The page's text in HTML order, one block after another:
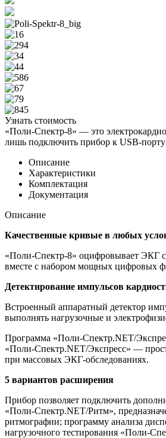
Узнать стоимость
«Поли-Спектр-8» — это
лишь подключить прибор к USB-
Описание
Характеристики
Комплектация
Документация
Описание
Качественные кривые в любых
«Поли-Спектр-8» оцифровывает ЭКГ с
вместе с набором мощных цифровых
Детектирование импульсов
Встроенный аппаратный детектор
выполнять нагрузочные и
Программа «Поли-Спектр.NET/
«Поли-Спектр.NET/Экспресс» —
при массовых ЭКГ-обследованиях.
5 вариантов расширения
Прибор позволяет подключить
«Поли-Спектр.NET/Ритм»,
ритмографии; программу анализа
нагрузочного тестирования «Поли-